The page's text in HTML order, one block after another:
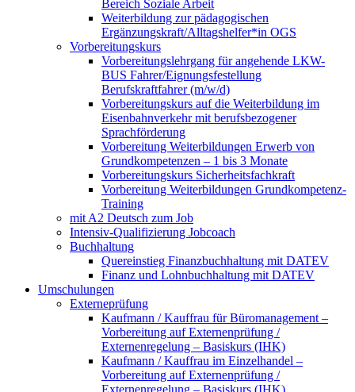
Bereich Soziale Arbeit
Weiterbildung zur pädagogischen
Ergänzungskraft/Alltagshelfer*in OGS
Vorbereitungskurs
Vorbereitungslehrgang für angehende LKW-
BUS Fahrer/Eignungsfestellung
Berufskraftfahrer (m/w/d)
Vorbereitungskurs auf die Weiterbildung im
Eisenbahnverkehr mit berufsbezogener
Sprachförderung
Vorbereitung Weiterbildungen Erwerb von
Grundkompetenzen – 1 bis 3 Monate
Vorbereitungskurs Sicherheitsfachkraft
Vorbereitung Weiterbildungen Grundkompetenz-
Training
mit A2 Deutsch zum Job
Intensiv-Qualifizierung Jobcoach
Buchhaltung
Quereinstieg Finanzbuchhaltung mit DATEV
Finanz und Lohnbuchhaltung mit DATEV
Umschulungen
Externeprüfung
Kaufmann / Kauffrau für Büromanagement –
Vorbereitung auf Externenprüfung /
Externenregelung – Basiskurs (IHK)
Kaufmann / Kauffrau im Einzelhandel –
Vorbereitung auf Externenprüfung /
Externenregelung – Basiskurs (IHK)